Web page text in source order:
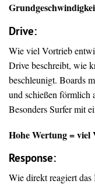
Drive:
Wie viel Vortrieb
Drive beschreibt, wie
beschleunigt. Boards
und schießen förmlich
Besonders Surfer mit
Hohe Wertung =
Response:
Wie direkt reagiert